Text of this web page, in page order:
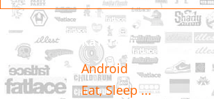
Категорії
Android
Eat, Sleep ...